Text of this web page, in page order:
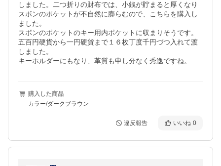
しました。二つ折りの財布では、小銭が貯まると厚くなり
スボンのポケットが不自然に膨らむので、こちらを購入し
ました。
スボンのポケットのキー用内ポケットに収まりそうです。
五百円硬貨から一円硬貨まで１６枚丁度千円づつ入れて渡
しました。
購入した商品
カラー/ダークブラウン
違反報告 いいね 0